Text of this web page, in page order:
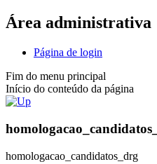
Área administrativa
Página de login
Fim do menu principal
Início do conteúdo da página
homologacao_candidatos_drg